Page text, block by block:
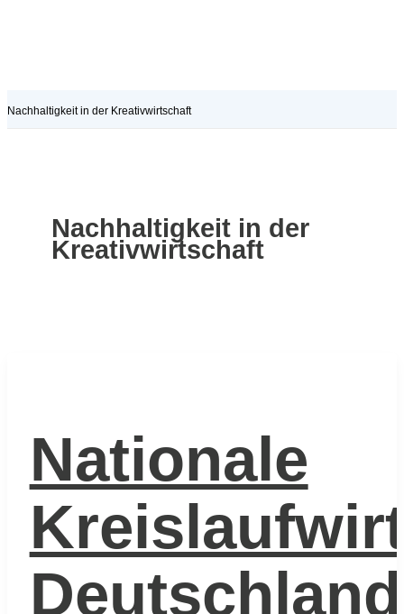
Nachhaltigkeit in der Kreativwirtschaft
Nachhaltigkeit in der
Kreativwirtschaft
Nationale
Deutschland